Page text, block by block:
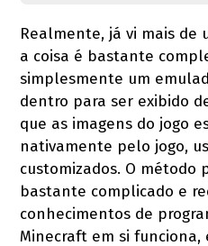
Realmente, já vi mais de
a coisa é bastante
simplesmente um
dentro para ser exibido
que as imagens do jogo
nativamente pelo jogo,
customizados. O método
bastante complicado e
conhecimentos de
Minecraft em si funciona,